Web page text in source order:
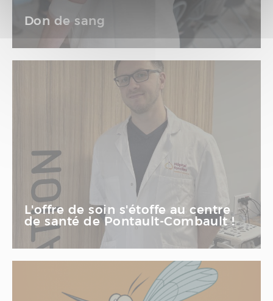
Don de sang
L'offre de soin s'étoffe au centre
de santé de Pontault-Combault !